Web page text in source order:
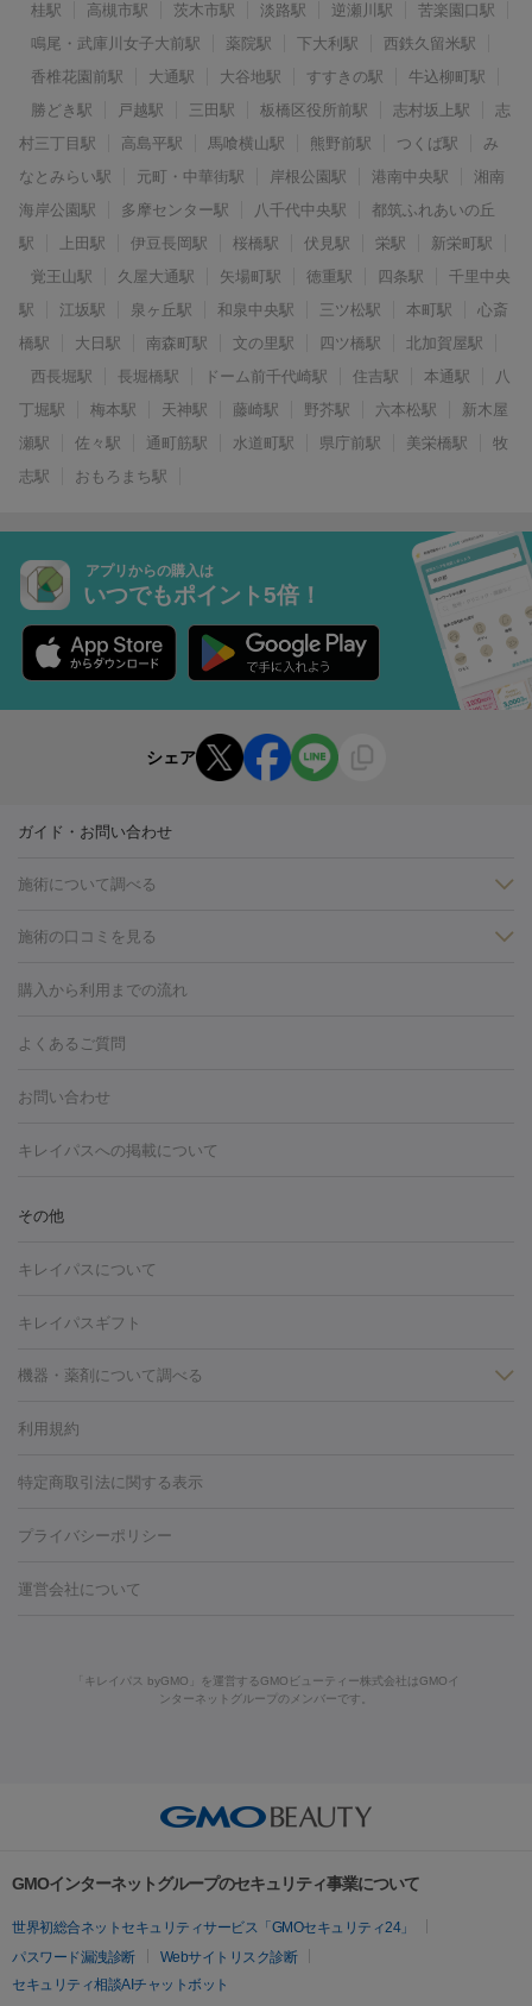
桂駅
高槻市駅 茨木市駅 淡路駅 逆瀬川駅
苦楽園口駅
鳴尾・武庫川女子大前駅
薬院駅 下大利駅
西鉄久留米駅
香椎花園前駅
大通駅 大谷地駅 すすきの駅
牛込柳町駅
勝どき駅
戸越駅 三田駅 板橋区役所前駅 志村坂上駅
志
村三丁目駅
高島平駅 馬喰横山駅 熊野前駅 つくば駅
み
なとみらい駅
元町・中華街駅 岸根公園駅 港南中央駅
湘南
海岸公園駅
多摩センター駅 八千代中央駅
都筑ふれあいの丘
駅
上田駅 伊豆長岡駅 桜橋駅 伏見駅 栄駅
新栄町駅
覚王山駅
久屋大通駅 矢場町駅 徳重駅 四条駅
千里中央
駅
江坂駅 泉ヶ丘駅 和泉中央駅 三ツ松駅 本町駅
心斎
橋駅
大日駅 南森町駅 文の里駅 四ツ橋駅
北加賀屋駅
西長堀駅
長堀橋駅 ドーム前千代崎駅 住吉駅 本通駅
八
丁堀駅
梅本駅 天神駅 藤崎駅 野芥駅 六本松駅
新木屋
瀬駅
佐々駅 通町筋駅 水道町駅 県庁前駅 美栄橋駅
牧
志駅
おもろまち駅
アプリからの購入は
いつでもポイント5倍！
シェア
ガイド・お問い合わせ
施術について調べる
美白
グ
フォトシルクプラス
しわ・たるみ
光注射
ン
ハイドラフェイシャル
美
HIFU（ハイフ）
脂肪溶解注射
BNLS・BNLS neo カベリン
輪郭注射（MLM）
ケミカルピーリング
マッサージピール
疲労回復・健康
プラセンタ注射
にんにく注射
施術の口コミを見る
フォトフェイシャルM22
HIFU（ハイフ）
トーニング
ハイドラフェイシャル
冷却
リ・美肌）
光治療（フォトフェイシャルなど）
（胸）
ほくろ・いぼ切除
ンケア
ホワイトニング
ー治療（しみ・くすみ）
ーザー治療（毛穴・ニキビ跡）
ーザー治療（黒ずみ）
医療脱毛（指）
ダイエット点滴・ ダイエ
レーザー治療（しみスポット照
医療脱毛（ヒゲ） ポテンツァ トラネキサム酸
ハイドラジェントル
ルメッカ ジェネシス リジュラン
オンダリフト
ジュベルック
購入から利用までの流れ
よくあるご質問
お問い合わせ
キレイパスへの掲載について
その他
キレイパスについて
キレイパスギフト
機器・薬剤について調べる
薬剤
ダーゼ
サリチル酸マクロゴールピーリング
養上清液
機器
ラフォーマー（ウルトラフォーマーⅢ）
サーマクール
イントラ
ツァ）
利用規約
特定商取引法に関する表示
プライバシーポリシー
運営会社について
「キレイパス byGMO」を運営するGMOビューティー株式会社はGMOイ
ンターネットグループのメンバーです。
GMOインターネットグループのセキュリティ事業について
世界初総合ネットセキュリティサービス「GMOセキュリティ24」
パスワード漏洩診断
Webサイトリスク診断
セキュリティ相談AIチャットボット